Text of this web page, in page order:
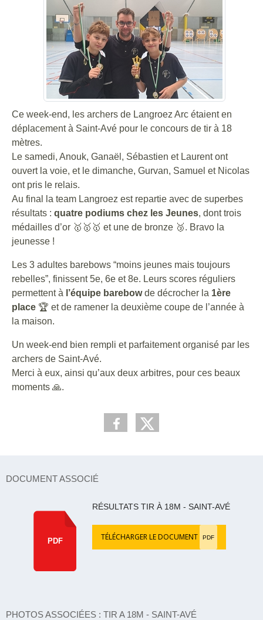
Ce week-end, les archers de Langroez Arc étaient en
déplacement à Saint-Avé pour le concours de tir à 18
mètres.
Le samedi, Anouk, Ganaël, Sébastien et Laurent ont
ouvert la voie, et le dimanche, Gurvan, Samuel et Nicolas
ont pris le relais.
Au final la team Langroez est repartie avec de superbes
résultats : quatre podiums chez les Jeunes, dont trois
médailles d’or 🥇🥇🥇 et une de bronze 🥉. Bravo la
jeunesse !
Les 3 adultes barebows “moins jeunes mais toujours
rebelles”, finissent 5e, 6e et 8e. Leurs scores réguliers
permettent à l’équipe barebowde décrocher la 1ère
place 🏆 et de ramener la deuxième coupe de l’année à
la maison.
Un week-end bien rempli et parfaitement organisé par les
archers de Saint-Avé.
Merci à eux, ainsi qu’aux deux arbitres, pour ces beaux
moments 🙏.
DOCUMENT ASSOCIÉ
PDF
RÉSULTATS TIR À 18M - SAINT-AVÉ
TÉLÉCHARGER LE DOCUMENT PDF
PHOTOS ASSOCIÉES : TIR A 18M - SAINT-AVÉ